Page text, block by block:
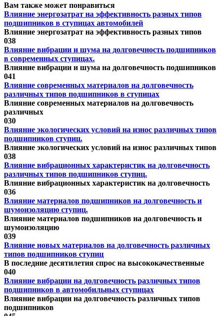
Вам также может понравиться
Влияние энергозатрат на эффективность разных типов
подшипников в ступицах автомобилей
Влияние энергозатрат на эффективность разных типов
038
Влияние вибрации и шума на долговечность подшипников
в современных ступицах.
Влияние вибрации и шума на долговечность подшипников
041
Влияние современных материалов на долговечность
различных типов подшипников в ступицах
Влияние современных материалов на долговечность
различных
030
Влияние экологических условий на износ различных типов
подшипников ступиц.
Влияние экологических условий на износ различных типов
038
Влияние вибрационных характеристик на долговечность
различных типов подшипников ступиц.
Влияние вибрационных характеристик на долговечность
036
Влияние материалов подшипников на долговечность и
шумоизоляцию ступиц.
Влияние материалов подшипников на долговечность и
шумоизоляцию
039
Влияние новых материалов на долговечность различных
типов подшипников ступиц
В последние десятилетия спрос на высококачественные
040
Влияние вибрации на долговечность различных типов
подшипников в автомобильных ступицах
Влияние вибрации на долговечность различных типов
подшипников